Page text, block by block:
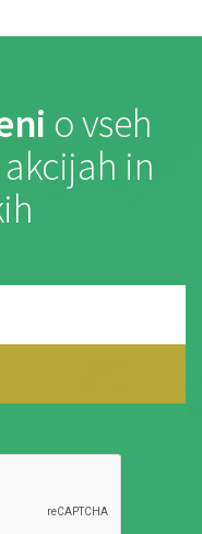
o vseh
in